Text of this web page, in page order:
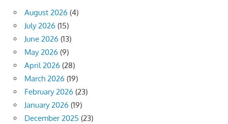
August 2026 (4)
July 2026 (15)
June 2026 (13)
May 2026 (9)
April 2026 (28)
March 2026 (19)
February 2026 (23)
January 2026 (19)
December 2025 (23)